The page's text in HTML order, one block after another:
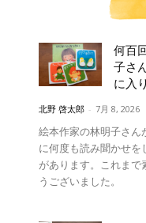
何百
子さ
に入
北野 啓太郎 - 7月 8, 2026
絵本作家の林明子さん
に何度も読み聞かせ
があります。これまで
うございました。